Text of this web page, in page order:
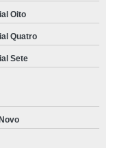
Oito
Quatro
Sete